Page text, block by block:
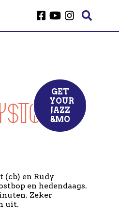
(cb) en Rudy
en hedendaags.
Zeker
uit.
GET
YOUR
JAZZ
&MO